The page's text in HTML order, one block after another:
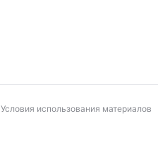
Условия использования материалов